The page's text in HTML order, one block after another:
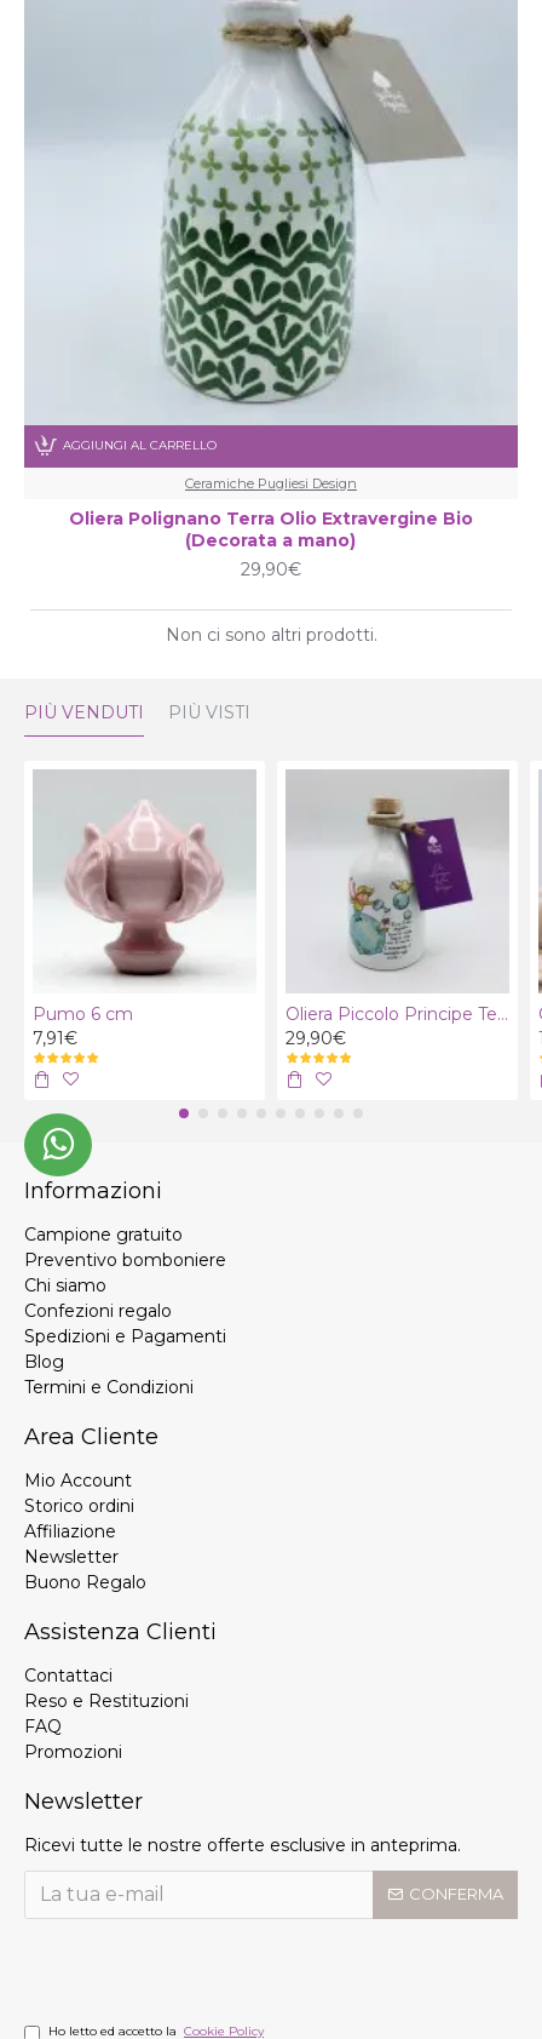
Ceramiche Pugliesi Design
Oliera Polignano Terra Olio Extravergine Bio
(Decorata a mano)
29,90€
AGGIUNGI AL CARRELLO
Non ci sono altri prodotti.
PIÙ VENDUTI PIÙ VISTI
Pumo 6 cm
7,91€
Oliera Piccolo Principe Terra con olio extra vergine bio
29,90€
Informazioni
Campione gratuito
Preventivo bomboniere
Chi siamo
Confezioni regalo
Spedizioni e Pagamenti
Blog
Termini e Condizioni
Area Cliente
Mio Account
Storico ordini
Affiliazione
Newsletter
Buono Regalo
Assistenza Clienti
Contattaci
Reso e Restituzioni
FAQ
Promozioni
Newsletter
Ricevi tutte le nostre offerte esclusive in anteprima.
CONFERMA
Ho letto ed accetto la Cookie Policy